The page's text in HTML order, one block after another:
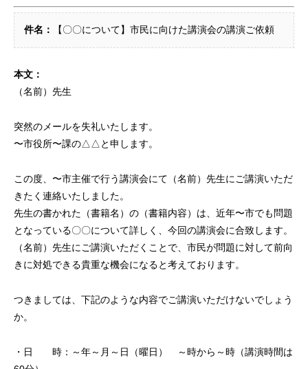
件名： 【〇〇について】市民に向けた講演会の講演ご依頼
本文：
（名前）先生
突然のメールを失礼いたします。
〜市役所〜課の△△と申します。
この度、〜市主催で行う講演会にて（名前）先生にご講演いただ
きたく連絡いたしました。
先生の書かれた（書籍名）の（書籍内容）は、近年〜市でも問題
となっている〇〇について詳しく、今回の講演会に合致します。
（名前）先生にご講演いただくことで、市民が問題に対して前向
きに対処できる貴重な機会になると考えております。
つきましては、下記のような内容でご講演いただけないでしょう
か。
・日 時：～年～月～日（曜日） ～時から～時（講演時間は